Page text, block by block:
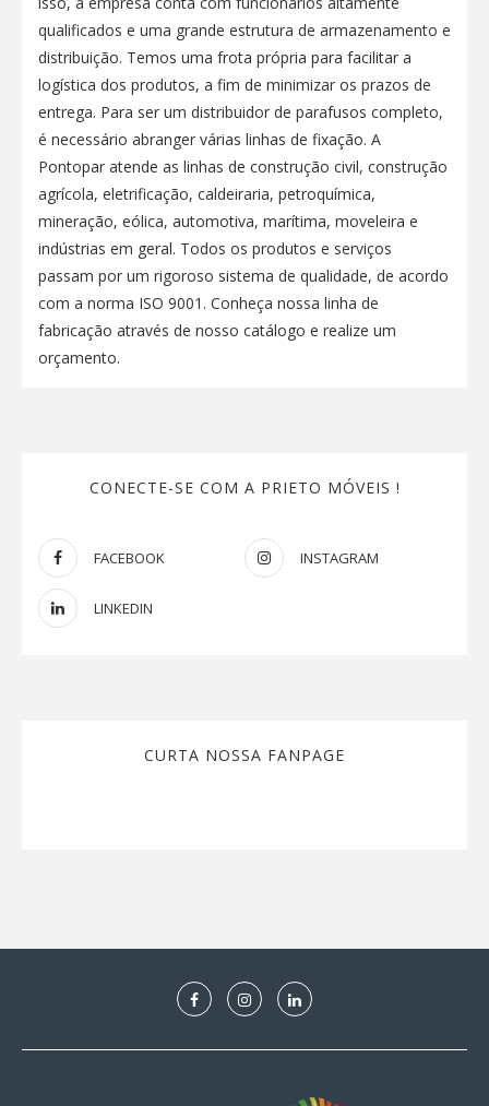
qualificados e uma grande estrutura de armazenamento e
distribuição. Temos uma frota própria para facilitar a
logística dos produtos, a fim de minimizar os prazos de
entrega. Para ser um distribuidor de parafusos completo,
é necessário abranger várias linhas de fixação. A
Pontopar atende as linhas de construção civil, construção
agrícola, eletrificação, caldeiraria, petroquímica,
mineração, eólica, automotiva, marítima, moveleira e
indústrias em geral. Todos os produtos e serviços
passam por um rigoroso sistema de qualidade, de acordo
com a norma ISO 9001. Conheça nossa linha de
fabricação através de nosso catálogo e realize um
orçamento.
CONECTE-SE COM A PRIETO MÓVEIS !
FACEBOOK INSTAGRAM
LINKEDIN
CURTA NOSSA FANPAGE